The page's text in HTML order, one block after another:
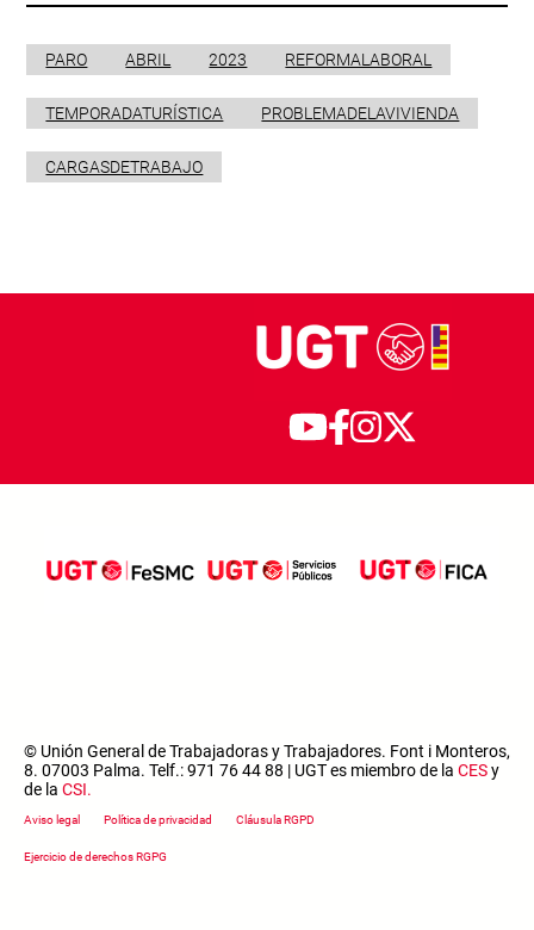
PARO ABRIL 2023 REFORMALABORAL
TEMPORADATURÍSTICA PROBLEMADELAVIVIENDA
CARGASDETRABAJO
© Unión General de Trabajadoras y Trabajadores. Font i Monteros,
8. 07003 Palma. Telf.: 971 76 44 88 | UGT es miembro de la CESy
de la CSI.
Footer menu
Aviso legal Política de privacidad Cláusula RGPD
Ejercicio de derechos RGPG